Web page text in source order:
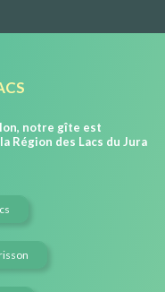
notre gîte est
Région des Lacs du Jura